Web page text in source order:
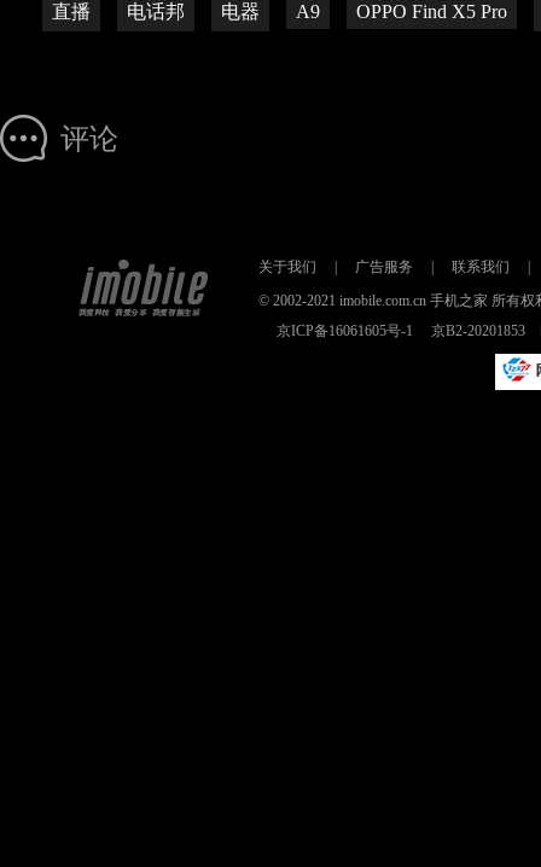
直播 电话邦 电器 A9 OPPO Find X5 Pro
评论
关于我们 广告服务 联系我们
© 2002-2021 imobile.com.cn 手机之家 所有
京ICP备16061605号-1
京B2-20201853